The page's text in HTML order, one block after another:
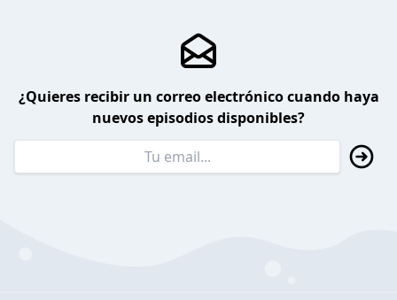
¿Quieres recibir un correo electrónico cuando haya
nuevos episodios disponibles?